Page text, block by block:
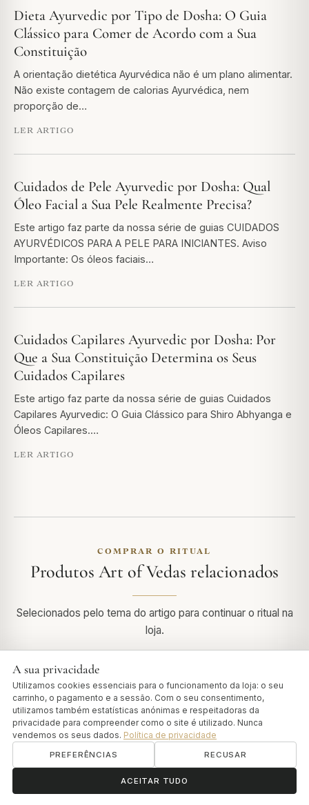
Dieta Ayurvedic por Tipo de Dosha: O Guia
Clássico para Comer de Acordo com a Sua
Constituição
A orientação dietética Ayurvédica não é um plano alimentar.
Não existe contagem de calorias Ayurvédica, nem
proporção de…
LER ARTIGO
Cuidados de Pele Ayurvedic por Dosha: Qual
Óleo Facial a Sua Pele Realmente Precisa?
Este artigo faz parte da nossa série de guias CUIDADOS
AYURVÉDICOS PARA A PELE PARA INICIANTES. Aviso
Importante: Os óleos faciais…
LER ARTIGO
Cuidados Capilares Ayurvedic por Dosha: Por
Que a Sua Constituição Determina os Seus
Cuidados Capilares
Este artigo faz parte da nossa série de guias Cuidados
Capilares Ayurvedic: O Guia Clássico para Shiro Abhyanga e
Óleos Capilares.…
LER ARTIGO
COMPRAR O RITUAL
Produtos Art of Vedas relacionados
Selecionados pelo tema do artigo para continuar o ritual na
loja.
A sua privacidade
Utilizamos cookies essenciais para o funcionamento da loja: o seu
carrinho, o pagamento e a sessão. Com o seu consentimento,
utilizamos também estatísticas anónimas e respeitadoras da
privacidade para compreender como o site é utilizado. Nunca
vendemos os seus dados. Política de privacidade
PREFERÊNCIAS RECUSAR
ACEITAR TUDO